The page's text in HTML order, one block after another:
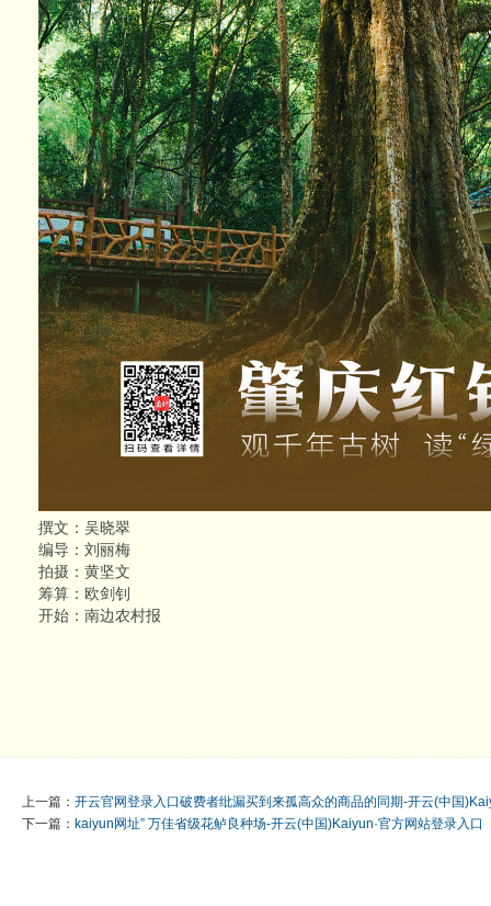
撰文：吴晓翠
编导：刘丽梅
拍摄：黄坚文
筹算：欧剑钊
开始：南边农村报
上一篇： 开云官网登录入口破费者纰漏买到来孤高众的商品的同期-开云(中国
下一篇： kaiyun网址” 万佳省级花鲈良种场-开云(中国)Kaiyun·官方网站登录入口